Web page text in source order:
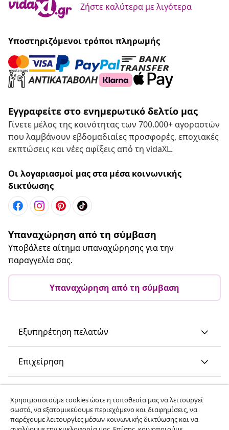
Ζήστε καλύτερα με λιγότερα
Υποστηριζόμενοι τρόποι πληρωμής
Εγγραφείτε στο ενημερωτικό δελτίο μας
Γίνετε μέλος της κοινότητας των 700.000+ αγοραστών
που λαμβάνουν εβδομαδιαίες προσφορές, εποχιακές
εκπτώσεις και νέες αφίξεις από τη vidaXL.
Οι λογαριασμοί μας στα μέσα κοινωνικής
δικτύωσης
Υπαναχώρηση από τη σύμβαση
Υποβάλετε αίτημα υπαναχώρησης για την
παραγγελία σας.
Υπαναχώρηση από τη σύμβαση
Εξυπηρέτηση πελατών
Επιχείρηση
Ανακαλύψτε περισσότερα
Χρησιμοποιούμε cookies ώστε η τοποθεσία μας να λειτουργεί
σωστά, να εξατομικεύουμε περιεχόμενο και διαφημίσεις, να
παρέχουμε λειτουργίες μέσων κοινωνικής δικτύωσης και να